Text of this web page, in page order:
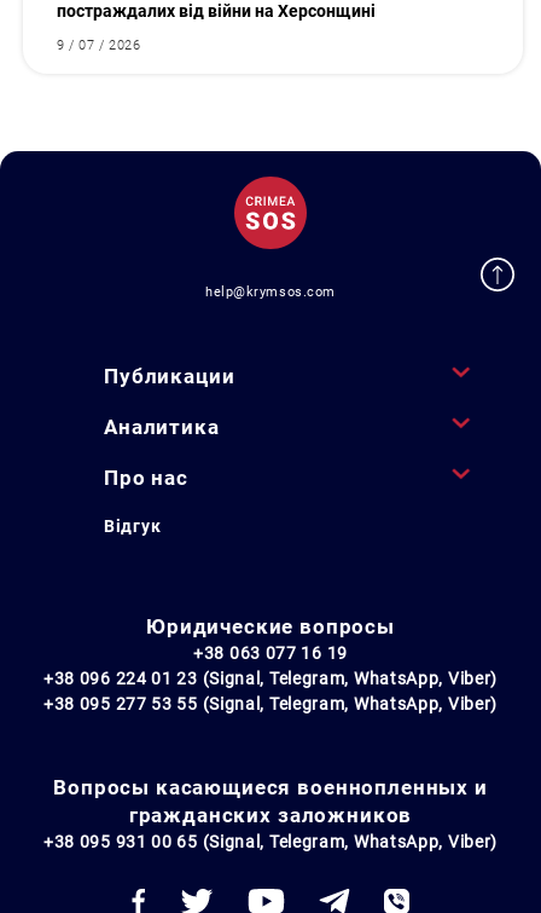
постраждалих від війни на Херсонщині
9 / 07 / 2026
help@krymsos.com
Публикации
Аналитика
Про нас
Відгук
Юридические вопросы
+38 063 077 16 19
+38 096 224 01 23 (Signal, Telegram, WhatsApp, Viber)
+38 095 277 53 55 (Signal, Telegram, WhatsApp, Viber)
Вопросы касающиеся военнопленных и
гражданских заложников
+38 095 931 00 65 (Signal, Telegram, WhatsApp, Viber)